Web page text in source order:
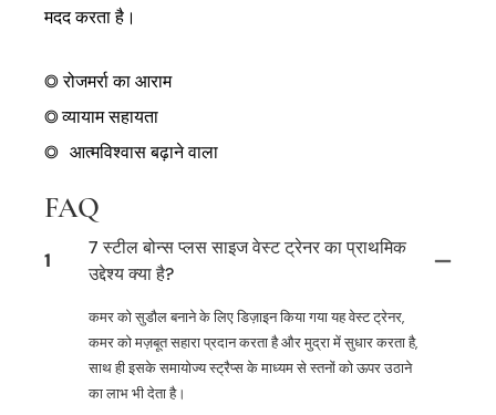
मदद करता है।
◎ रोजमर्रा का आराम
◎व्यायाम सहायता
◎ आत्मविश्वास बढ़ाने वाला
FAQ
1
7 स्टील बोन्स प्लस साइज वेस्ट ट्रेनर का प्राथमिक
उद्देश्य क्या है?
कमर को सुडौल बनाने के लिए डिज़ाइन किया गया यह वेस्ट ट्रेनर,
कमर को मज़बूत सहारा प्रदान करता है और मुद्रा में सुधार करता है,
साथ ही इसके समायोज्य स्ट्रैप्स के माध्यम से स्तनों को ऊपर उठाने
का लाभ भी देता है।